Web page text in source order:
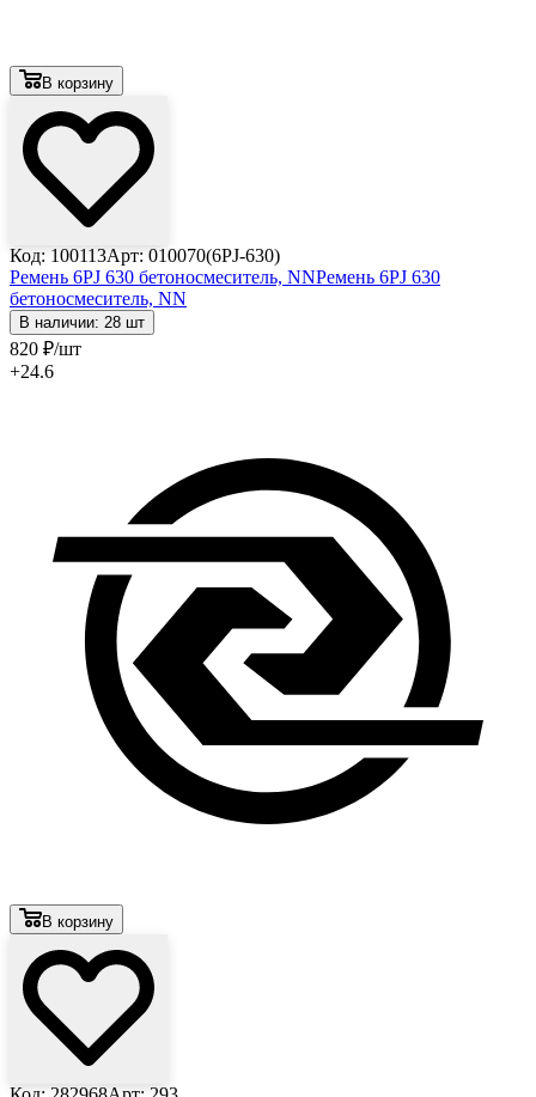
В корзину
Код: 100113Арт: 010070(6PJ-630)
Ремень 6PJ 630 бетоносмеситель, NNРемень 6PJ 630
бетоносмеситель, NN
В наличии: 28 шт
820 ₽/шт
+24.6
В корзину